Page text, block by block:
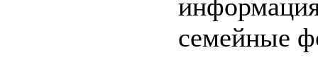
семейные